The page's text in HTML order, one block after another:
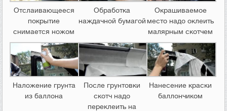
Отслаивающееся
покрытие
снимается ножом
Обработка
наждачной бумагой
Окрашиваемое
место надо оклеить
малярным скотчем
Наложение грунта
из баллона
После грунтовки
скотч надо
переклеить на
Нанесение краски
баллончиком